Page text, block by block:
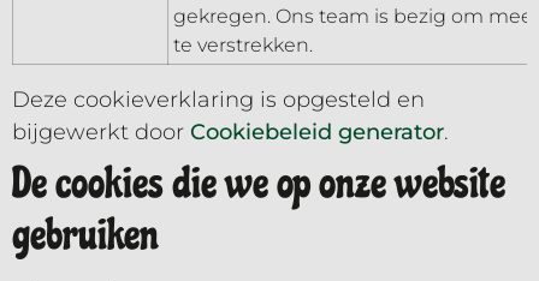
gekregen. Ons team is bezig om
te verstrekken.
Deze cookieverklaring is opgesteld en
bijgewerkt door Cookiebeleid generator.
De cookies die we op onze website
gebruiken